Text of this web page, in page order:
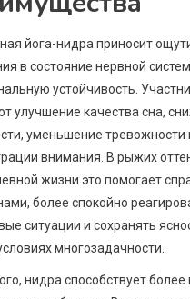
йога-нидра приносит
в состояние нервной
устойчивость.
улучшение качества сна,
уменьшение тревожности
внимания. В рыжих
жизни это помогает
более спокойно
ситуации и сохранять
многозадачности.
нидра способствует более